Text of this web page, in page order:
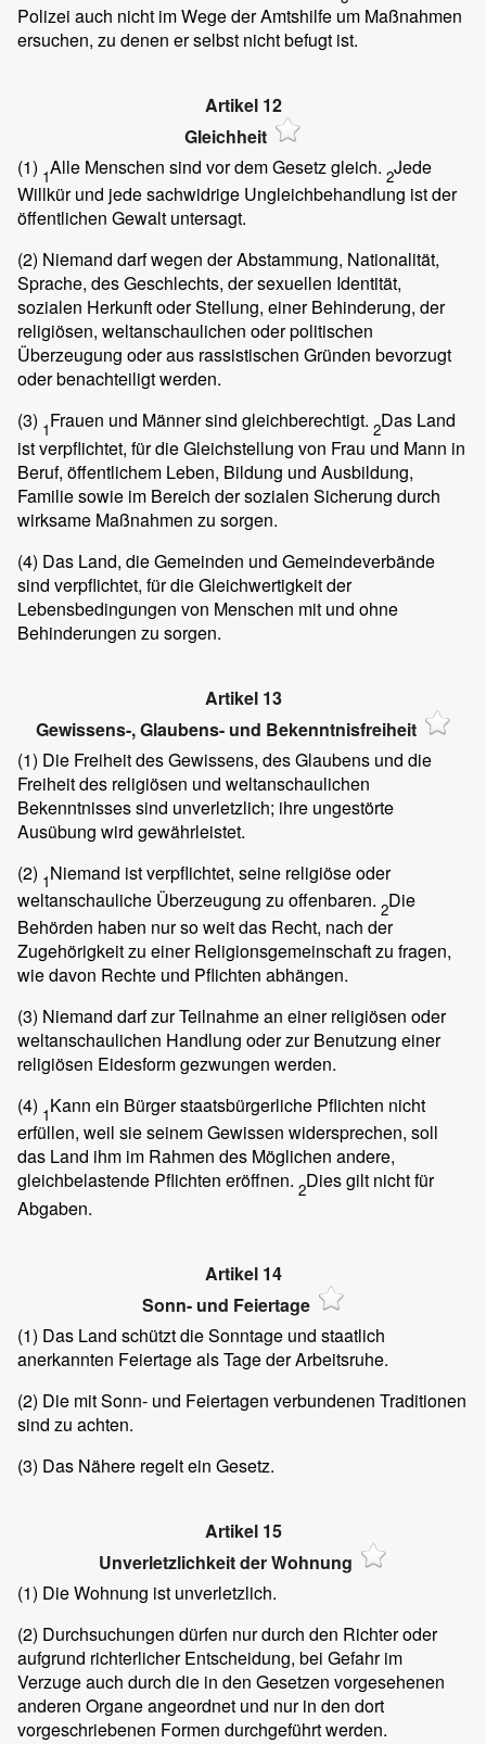
Polizei auch nicht im Wege der Amtshilfe um Maßnahmen
ersuchen, zu denen er selbst nicht befugt ist.
Artikel 12
Gleichheit
(1) 1Alle Menschen sind vor dem Gesetz gleich. 2Jede
Willkür und jede sachwidrige Ungleichbehandlung ist der
öffentlichen Gewalt untersagt.
(2) Niemand darf wegen der Abstammung, Nationalität,
Sprache, des Geschlechts, der sexuellen Identität,
sozialen Herkunft oder Stellung, einer Behinderung, der
religiösen, weltanschaulichen oder politischen
Überzeugung oder aus rassistischen Gründen bevorzugt
oder benachteiligt werden.
(3) 1Frauen und Männer sind gleichberechtigt. 2Das Land
ist verpflichtet, für die Gleichstellung von Frau und Mann in
Beruf, öffentlichem Leben, Bildung und Ausbildung,
Familie sowie im Bereich der sozialen Sicherung durch
wirksame Maßnahmen zu sorgen.
(4) Das Land, die Gemeinden und Gemeindeverbände
sind verpflichtet, für die Gleichwertigkeit der
Lebensbedingungen von Menschen mit und ohne
Behinderungen zu sorgen.
Artikel 13
Gewissens-, Glaubens- und Bekenntnisfreiheit
(1) Die Freiheit des Gewissens, des Glaubens und die
Freiheit des religiösen und weltanschaulichen
Bekenntnisses sind unverletzlich; ihre ungestörte
Ausübung wird gewährleistet.
(2) 1Niemand ist verpflichtet, seine religiöse oder
weltanschauliche Überzeugung zu offenbaren. 2Die
Behörden haben nur so weit das Recht, nach der
Zugehörigkeit zu einer Religionsgemeinschaft zu fragen,
wie davon Rechte und Pflichten abhängen.
(3) Niemand darf zur Teilnahme an einer religiösen oder
weltanschaulichen Handlung oder zur Benutzung einer
religiösen Eidesform gezwungen werden.
(4) 1Kann ein Bürger staatsbürgerliche Pflichten nicht
erfüllen, weil sie seinem Gewissen widersprechen, soll
das Land ihm im Rahmen des Möglichen andere,
gleichbelastende Pflichten eröffnen. 2Dies gilt nicht für
Abgaben.
Artikel 14
Sonn- und Feiertage
(1) Das Land schützt die Sonntage und staatlich
anerkannten Feiertage als Tage der Arbeitsruhe.
(2) Die mit Sonn- und Feiertagen verbundenen Traditionen
sind zu achten.
(3) Das Nähere regelt ein Gesetz.
Artikel 15
Unverletzlichkeit der Wohnung
(1) Die Wohnung ist unverletzlich.
(2) Durchsuchungen dürfen nur durch den Richter oder
aufgrund richterlicher Entscheidung, bei Gefahr im
Verzuge auch durch die in den Gesetzen vorgesehenen
anderen Organe angeordnet und nur in den dort
vorgeschriebenen Formen durchgeführt werden.